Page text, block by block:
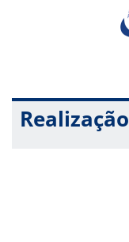
Realização